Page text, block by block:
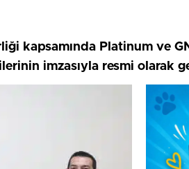
kapsamında Platinum ve
imzasıyla resmi olarak